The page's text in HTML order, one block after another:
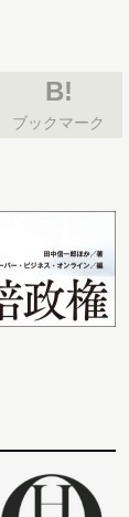
B!
ブックマーク